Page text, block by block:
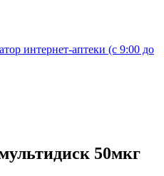
интернет-аптеки (с 9:00 до
50мкг